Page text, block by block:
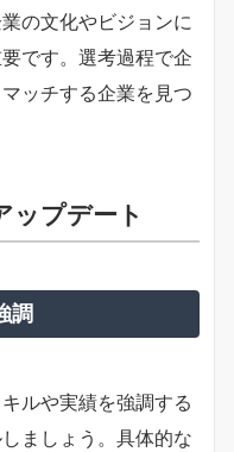
の文化やビジョンに
です。選考過程で企
ッチする企業を見つ
ップデート
調
ルや実績を強調する
ましょう。具体的な